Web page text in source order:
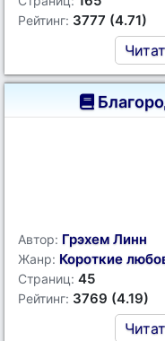
Рейтинг: 3777 (4.71)
Автор: Грэхем Линн
Жанр: Короткие
Страниц: 45
Рейтинг: 3769 (4.19)